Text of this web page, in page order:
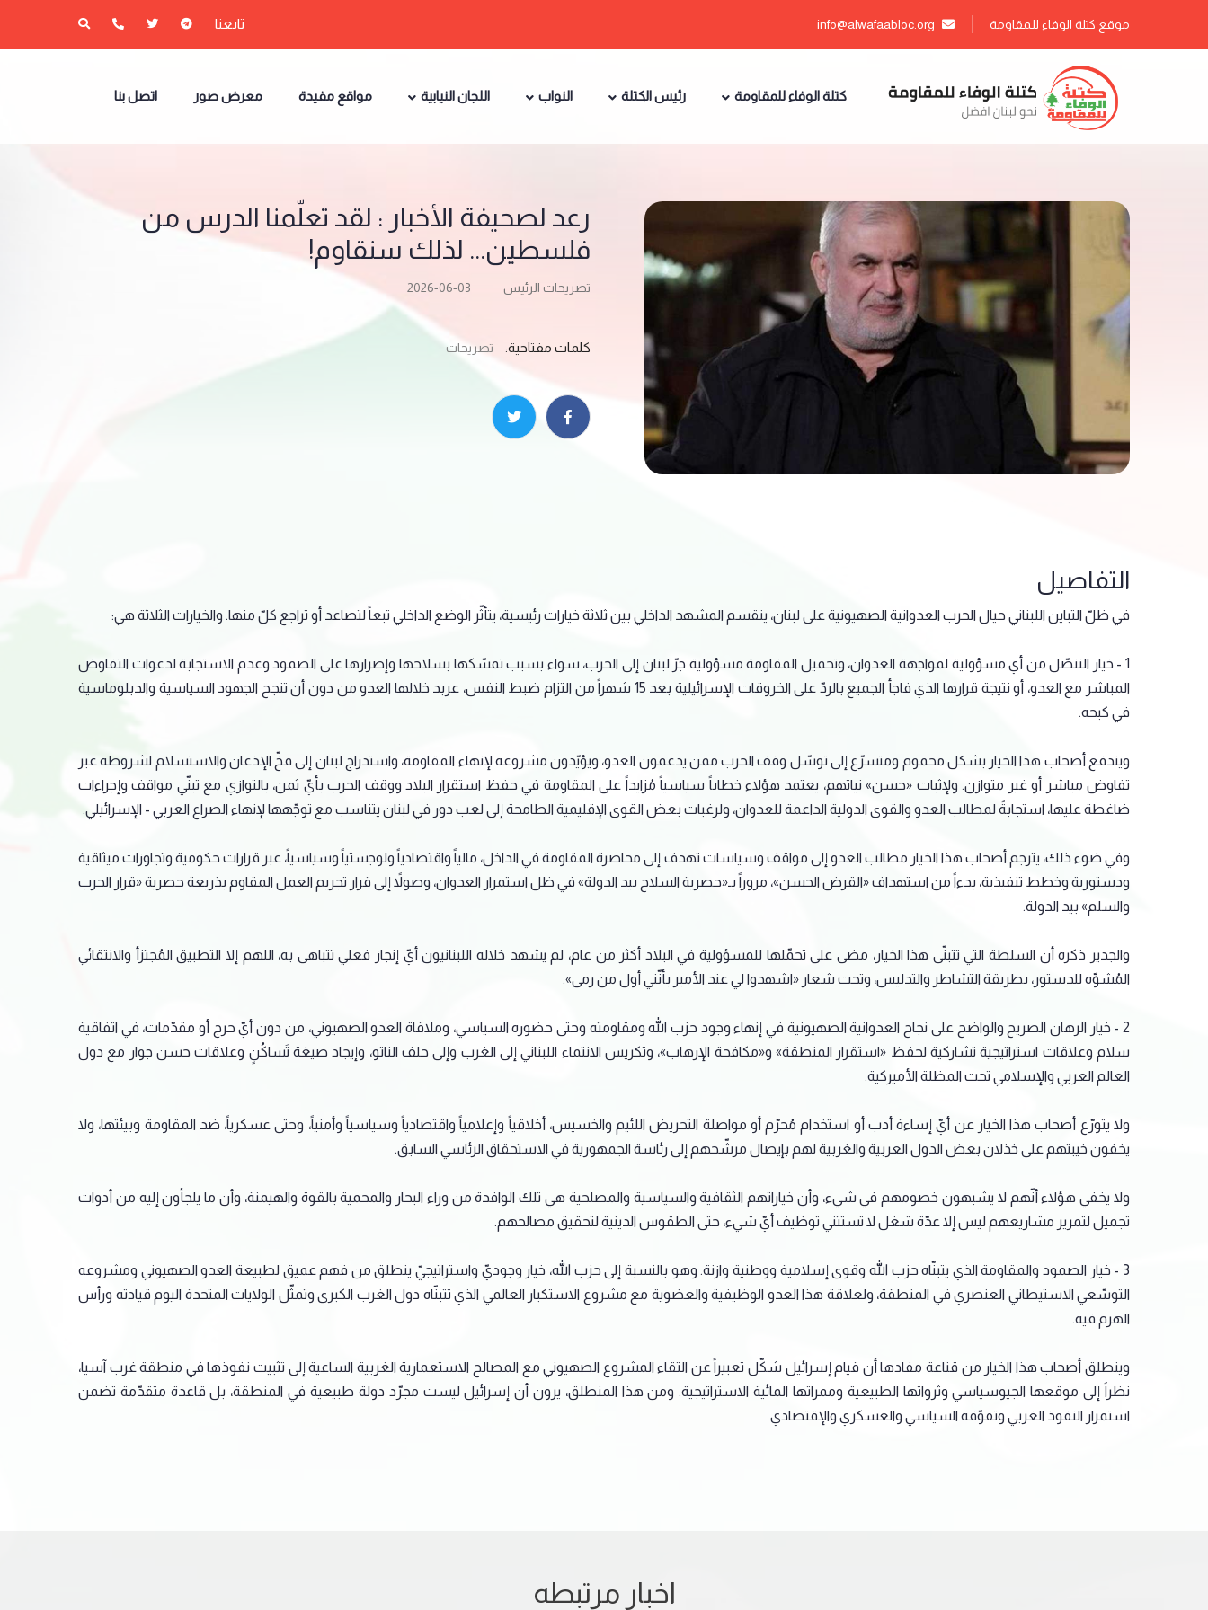
تابعنا موقع كتلة الوفاء للمقاومة
كتلة الوفاء للمقاومة رئيس الكتلة النواب اللجان النيابية مواقع مفيدة معرض صور اتصل بنا
رعد لصحيفة الأخبار : لقد تعلّمنا الدرس من
فلسطين... لذلك سنقاوم!
تصريحات الرئيس 2026-06-03
كلمات مفتاحية: تصريحات
التفاصيل
في ظلّ التباين اللبناني حيال الحرب العدوانية الصهيونية على لبنان، ينقسم المشهد الداخلي بين ثلاثة خيارات رئيسية، يتأثّر الوضع الداخلي تبعاً لتصاعد أو تراجع كلّ منها. والخيارات الثلاثة هي:
1 - خيار التنصّل من أي مسؤولية لمواجهة العدوان، وتحميل المقاومة مسؤولية جرّ لبنان إلى الحرب، سواء بسبب تمسّكها بسلاحها وإصرارها على الصمود وعدم الاستجابة لدعوات التفاوض
المباشر مع العدو، أو نتيجة قرارها الذي فاجأ الجميع بالردّ على الخروقات الإسرائيلية بعد 15 شهراً من التزام ضبط النفس، عربد خلالها العدو من دون أن تنجح الجهود السياسية والدبلوماسية
في كبحه.
ويندفع أصحاب هذا الخيار بشكل محموم ومتسرّع إلى توسّل وقف الحرب ممن يدعمون العدو، ويؤيّدون مشروعه لإنهاء المقاومة، واستدراج لبنان إلى فخّ الإذعان والاستسلام لشروطه عبر
تفاوض مباشر أو غير متوازن. ولإثبات «حسن» نياتهم، يعتمد هؤلاء خطاباً سياسياً مُزايداً على المقاومة في حفظ استقرار البلاد ووقف الحرب بأيّ ثمن، بالتوازي مع تبنّي مواقف وإجراءات
ضاغطة عليها، استجابةً لمطالب العدو والقوى الدولية الداعمة للعدوان، ولرغبات بعض القوى الإقليمية الطامحة إلى لعب دور في لبنان يتناسب مع توجّهها لإنهاء الصراع العربي - الإسرائيلي.
وفي ضوء ذلك، يترجم أصحاب هذا الخيار مطالب العدو إلى مواقف وسياسات تهدف إلى محاصرة المقاومة في الداخل، مالياً واقتصادياً ولوجستياً وسياسياً، عبر قرارات حكومية وتجاوزات ميثاقية
ودستورية وخطط تنفيذية، بدءاً من استهداف «القرض الحسن»، مروراً بـ«حصرية السلاح بيد الدولة» في ظل استمرار العدوان، وصولاً إلى قرار تجريم العمل المقاوم بذريعة حصرية «قرار الحرب
والسلم» بيد الدولة.
والجدير ذكره أن السلطة التي تتبنّى هذا الخيار، مضى على تحمّلها للمسؤولية في البلاد أكثر من عام، لم يشهد خلاله اللبنانيون أيّ إنجاز فعلي تتباهى به، اللهم إلا التطبيق المُجتزأ والانتقائي
المُشوِّه للدستور، بطريقة التشاطر والتدليس، وتحت شعار «اشهدوا لي عند الأمير بأنّني أول من رمى».
2 - خيار الرهان الصريح والواضح على نجاح العدوانية الصهيونية في إنهاء وجود حزب الله ومقاومته وحتى حضوره السياسي، وملاقاة العدو الصهيوني، من دون أيّ حرج أو مقدّمات، في اتفاقية
سلام وعلاقات استراتيجية تشاركية لحفظ «استقرار المنطقة» و«مكافحة الإرهاب»، وتكريس الانتماء اللبناني إلى الغرب وإلى حلف الناتو، وإيجاد صيغة تَساكُنٍ وعلاقات حسن جوار مع دول
العالم العربي والإسلامي تحت المظلة الأميركية.
ولا يتورّع أصحاب هذا الخيار عن أيّ إساءة أدب أو استخدام مُحرّم أو مواصلة التحريض اللئيم والخسيس، أخلاقياً وإعلامياً واقتصادياً وسياسياً وأمنياً، وحتى عسكرياً، ضد المقاومة وبيئتها، ولا
يخفون خيبتهم على خذلان بعض الدول العربية والغربية لهم بإيصال مرشّحهم إلى رئاسة الجمهورية في الاستحقاق الرئاسي السابق.
ولا يخفي هؤلاء أنّهم لا يشبهون خصومهم في شيء، وأن خياراتهم الثقافية والسياسية والمصلحية هي تلك الوافدة من وراء البحار والمحمية بالقوة والهيمنة، وأن ما يلجأون إليه من أدوات
تجميل لتمرير مشاريعهم ليس إلا عدّة شغل لا تستثني توظيف أيّ شيء، حتى الطقوس الدينية لتحقيق مصالحهم.
3 - خيار الصمود والمقاومة الذي يتبنّاه حزب الله وقوى إسلامية ووطنية وازنة. وهو بالنسبة إلى حزب الله، خيار وجوديّ واستراتيجيّ ينطلق من فهم عميق لطبيعة العدو الصهيوني ومشروعه
التوسّعي الاستيطاني العنصري في المنطقة، ولعلاقة هذا العدو الوظيفية والعضوية مع مشروع الاستكبار العالمي الذي تتبنّاه دول الغرب الكبرى وتمثّل الولايات المتحدة اليوم قيادته ورأس
الهرم فيه.
وينطلق أصحاب هذا الخيار من قناعة مفادها أن قيام إسرائيل شكّل تعبيراً عن التقاء المشروع الصهيوني مع المصالح الاستعمارية الغربية الساعية إلى تثبيت نفوذها في منطقة غرب آسيا،
نظراً إلى موقعها الجيوسياسي وثرواتها الطبيعية وممراتها المائية الاستراتيجية. ومن هذا المنطلق، يرون أن إسرائيل ليست مجرّد دولة طبيعية في المنطقة، بل قاعدة متقدّمة تضمن
استمرار النفوذ الغربي وتفوّقه السياسي والعسكري والإقتصادي
اخبار مرتبطه